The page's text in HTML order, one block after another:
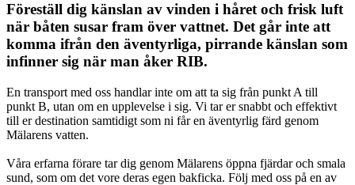
Föreställ dig känslan av vinden i håret och frisk luft
när båten susar fram över vattnet. Det går inte att
komma ifrån den äventyrliga, pirrande känslan som
infinner sig när man åker RIB.
En transport med oss handlar inte om att ta sig från punkt A till
punkt B, utan om en upplevelse i sig. Vi tar er snabbt och effektivt
till er destination samtidigt som ni får en äventyrlig färd genom
Mälarens vatten.
Våra erfarna förare tar dig genom Mälarens öppna fjärdar och smala
sund, som om det vore deras egen bakficka. Följ med oss på en av